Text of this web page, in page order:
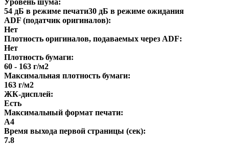
54 дБ в режиме печати30 дБ в режиме ожидания
ADF (податчик оригиналов):
Нет
Плотность оригиналов, подаваемых через ADF:
Нет
Плотность бумаги:
60 - 163 г/м2
Максимальная плотность бумаги:
163 г/м2
ЖК-дисплей:
Есть
Максимальный формат печати:
A4
Время выхода первой страницы (сек):
7.8